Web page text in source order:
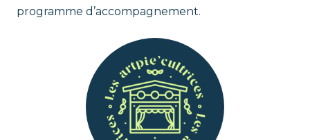
programme d’accompagnement.